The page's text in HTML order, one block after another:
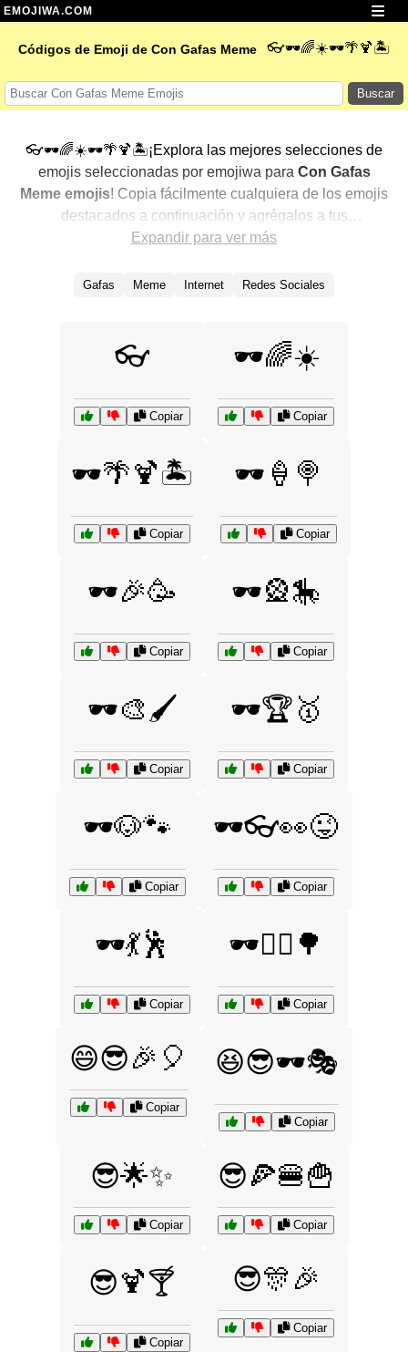
EMOJIWA.COM
Códigos de Emoji de Con Gafas Meme 👓🕶️🌈☀️🕶️🌴🍹🏝️
Buscar
👓🕶️🌈☀️🕶️🌴🍹🏝️¡Explora las mejores selecciones de
emojis seleccionadas por emojiwa para Con Gafas
Meme emojis! Copia fácilmente cualquiera de los emojis
destacados a continuación y agrégalos a tus
conversaciones para un toque personalizado. Hemos
mostrando primero los más populares. ¿Buscas más?
Expandir para ver más
Gafas Meme Internet Redes Sociales
👓
Copiar
🕶️🌈☀️
Copiar
🕶️🌴🍹🏝️
Copiar
🕶️🍦🍭
Copiar
🕶️🎉🥳
Copiar
🕶️🎡🎠
Copiar
🕶️🎨🖌️
Copiar
🕶️🏆🥇
Copiar
🕶️🐶🐾
Copiar
🕶️👓👀😜
Copiar
🕶️💃🕺
Copiar
🕶️🚴‍♀️🌳
Copiar
😄😎🎉🎈
Copiar
😆😎🕶️🎭
Copiar
😎🌟✨
Copiar
😎🍕🍔🍟
Copiar
😎🍹🍸
Copiar
😎🎊🎉
Copiar